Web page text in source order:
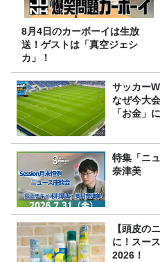
8月4日のカーボーイは生放
送！ゲストは「真空ジェシ
カ」！
サッカー
なぜ今大
「お金」
特集「ニ
奈津美
【頭皮の
に！スー
2026！